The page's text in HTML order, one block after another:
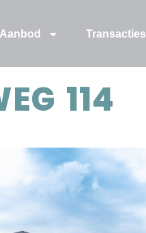
Aanbod Transacties
114